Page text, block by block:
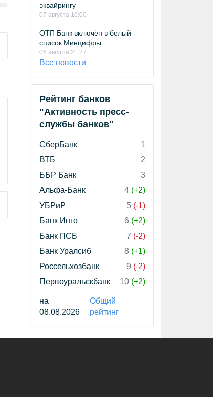
эквайрингу
07 августа 10:00
ОТП Банк включён в белый
список Минцифры
06 августа 21:27
Все новости
Рейтинг банков
"Активность пресс-
службы банков"
СберБанк
1
ВТБ
2
ББР Банк
3
Альфа-Банк
4 (+2)
УБРиР
5 (-1)
Банк Инго
6 (+2)
Банк ПСБ
7 (-2)
Банк Уралсиб
8 (+1)
Россельхозбанк
9 (-2)
Первоуральскбанк
10 (+2)
на
08.08.2026
Общий
рейтинг